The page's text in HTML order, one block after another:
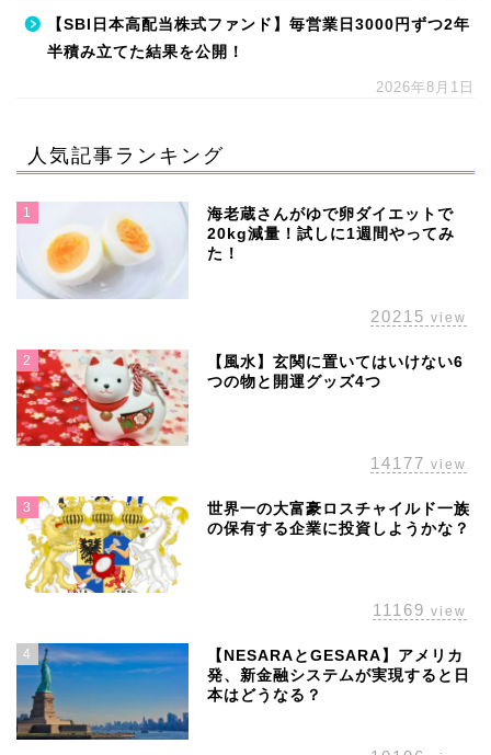
【SBI日本高配当株式ファンド】毎営業日3000円ずつ2年
半積み立てた結果を公開！
2026年8月1日
人気記事ランキング
1
海老蔵さんがゆで卵ダイエットで
20kg減量！試しに1週間やってみ
た！
20215 view
2
【風水】玄関に置いてはいけない6
つの物と開運グッズ4つ
14177 view
3
世界一の大富豪ロスチャイルド一族
の保有する企業に投資しようかな？
11169 view
4
【NESARAとGESARA】アメリカ
発、新金融システムが実現すると日
本はどうなる？